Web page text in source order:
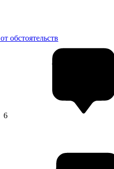
обстоятельств
6